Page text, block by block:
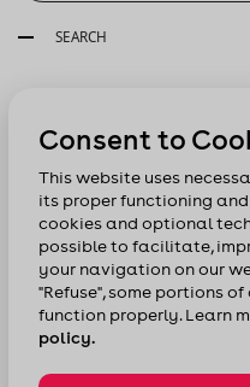
SEARCH
Consent to
This website uses
its proper functioning
cookies and optional
possible to facilitate,
your navigation on our
"Refuse", some portions
function properly. Learn
policy.